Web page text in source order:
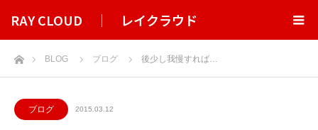
RAY CLOUD ｜ レイクラウド
ホームBLOG ブログ 後少し我慢すれば…
ブログ 2015.03.12